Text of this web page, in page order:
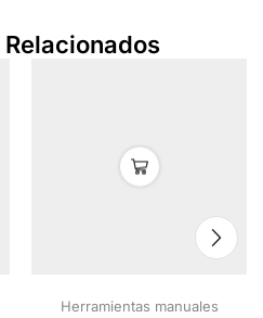
Herramientas manuales